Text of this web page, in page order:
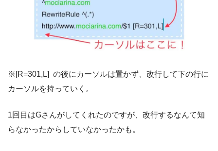
※[R=301,L] の後にカーソルは置かず、改行して下の行に
カーソルを持っていく。
1回目はGさんがしてくれたのですが、改行するなんて知
らなかったからしていなかったかも。